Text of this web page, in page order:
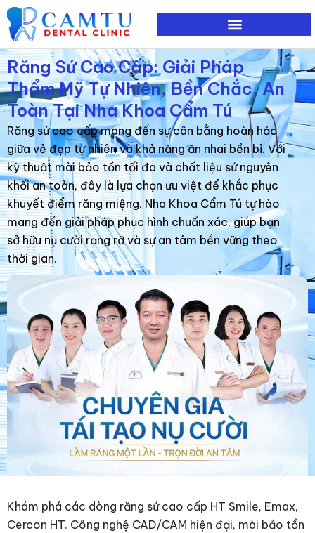
Nhảy
tới
nội
dung
Răng Sứ Cao Cấp: Giải Pháp
Thẩm Mỹ Tự Nhiên, Bền Chắc, An
Toàn Tại Nha Khoa Cẩm Tú
Răng sứ cao cấp mang đến sự cân bằng hoàn hảo
giữa vẻ đẹp tự nhiên và khả năng ăn nhai bền bỉ. Với
kỹ thuật mài bảo tồn tối đa và chất liệu sứ nguyên
khối an toàn, đây là lựa chọn ưu việt để khắc phục
khuyết điểm răng miệng. Nha Khoa Cẩm Tú tự hào
mang đến giải pháp phục hình chuẩn xác, giúp bạn
sở hữu nụ cười rạng rỡ và sự an tâm bền vững theo
thời gian.
Khám phá các dòng răng sứ cao cấp HT Smile, Emax,
Cercon HT. Công nghệ CAD/CAM hiện đại, mài bảo tồn